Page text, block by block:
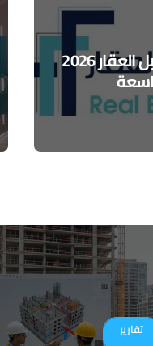
انطلاق أعمال منتدى مستقبل العقار 2026
تقارير